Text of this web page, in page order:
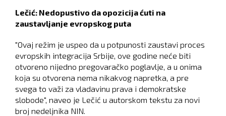
Lečić: Nedopustivo da opozicija ćuti na
zaustavljanje evropskog puta
"Ovaj režim je uspeo da u potpunosti zaustavi proces
evropskih integracija Srbije, ove godine neće biti
otvoreno nijedno pregovaračko poglavlje, a u onima
koja su otvorena nema nikakvog napretka, a pre
svega to važi za vladavinu prava i demokratske
slobode", naveo je Lečić u autorskom tekstu za novi
broj nedeljnika NIN.